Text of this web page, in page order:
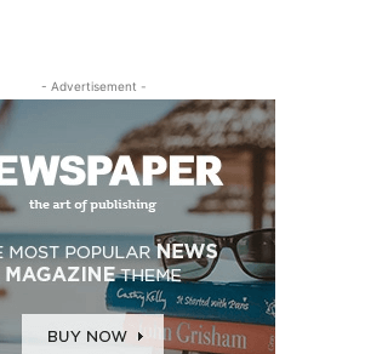
- Advertisement -